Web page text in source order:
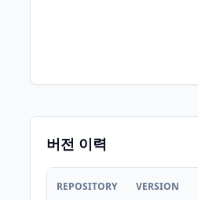
버전 이력
REPOSITORY VERSION